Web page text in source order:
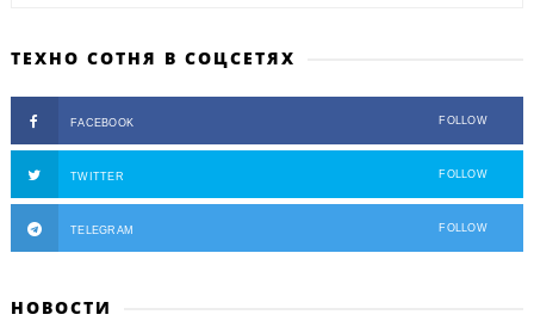
ТЕХНО СОТНЯ В СОЦСЕТЯХ
FACEBOOK FOLLOW
TWITTER FOLLOW
TELEGRAM FOLLOW
НОВОСТИ